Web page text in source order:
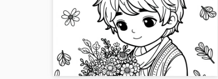
Çocuk sonbahar çiçekleri bir araya
getiriyor – Ücretsiz boyama resmi
Çocuğun rengarenk sonbahar çiçekleriyle bir
buket yapmasına izin ver. Harika boyama
resmini ücretsiz indir!...